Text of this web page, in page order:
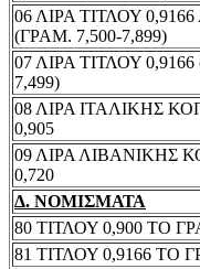
06 ΛΙΡΑ ΤΙΤΛΟΥ
(ΓΡΑΜ. 7,500-7,899)
07 ΛΙΡΑ ΤΙΤΛΟΥ
7,499)
08 ΛΙΡΑ ΙΤΑΛΙΚΗΣ
0,905
09 ΛΙΡΑ ΛΙΒΑΝΙΚΗΣ
0,720
Δ. ΝΟΜΙΣΜΑΤΑ
80 ΤΙΤΛΟΥ 0,900 ΤΟ
81 ΤΙΤΛΟΥ 0,9166 ΤΟ